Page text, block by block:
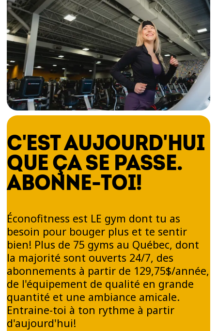
C'EST AUJOURD'HUI
QUE ÇA SE PASSE.
ABONNE-TOI!
Éconofitness est LE gym dont tu as
besoin pour bouger plus et te sentir
bien! Plus de 75 gyms au Québec, dont
la majorité sont ouverts 24/7, des
abonnements à partir de 129,75$/année,
de l'équipement de qualité en grande
quantité et une ambiance amicale.
Entraine-toi à ton rythme à partir
d'aujourd'hui!